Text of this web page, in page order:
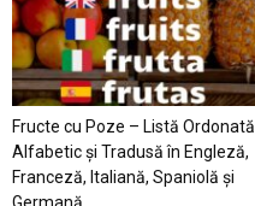
Fructe cu Poze – Listă Ordonată
Alfabetic şi Tradusă în Engleză,
Franceză, Italiană, Spaniolă şi
Germană